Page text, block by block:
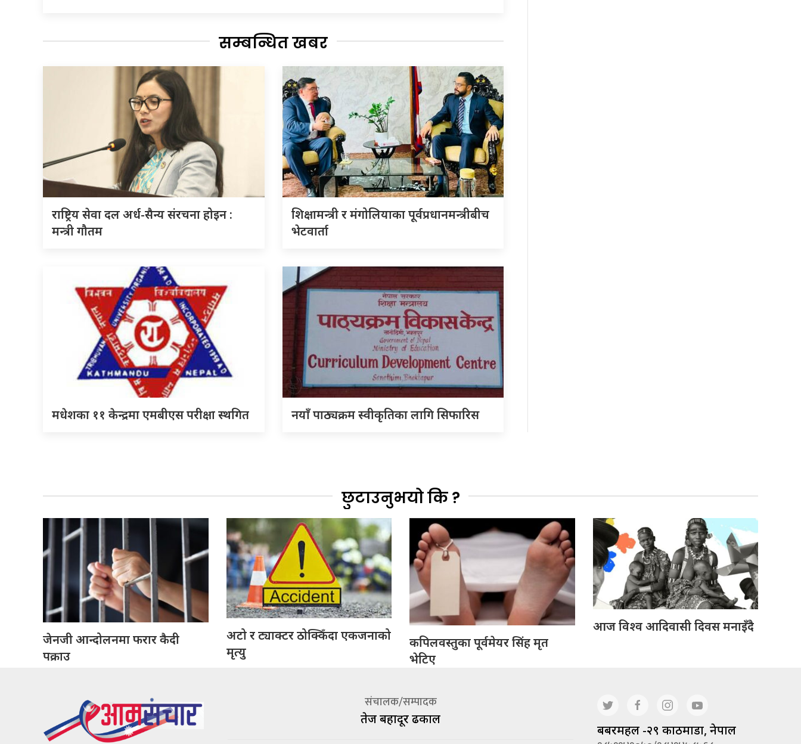
सम्बन्धित खबर
राष्ट्रिय सेवा दल अर्ध-सैन्य संरचना होइन :
मन्त्री गौतम
शिक्षामन्त्री र मंगोलियाका पूर्वप्रधानमन्त्रीबीच
भेटवार्ता
मधेशका ११ केन्द्रमा एमबीएस परीक्षा स्थगित नयाँ पाठ्यक्रम स्वीकृतिका लागि सिफारिस
छुटाउनुभयो कि ?
जेनजी आन्दोलनमा फरार कैदी
पक्राउ
अटो र ट्याक्टर ठोक्किँदा एकजनाको
मृत्यु
कपिलवस्तुका पूर्वमेयर सिंह मृत
भेटिए
आज विश्व आदिवासी दिवस मनाइँदै
संचालक/सम्पादक
तेज बहादूर ढकाल
बबरमहल -२९ काठमाडौं, नेपाल